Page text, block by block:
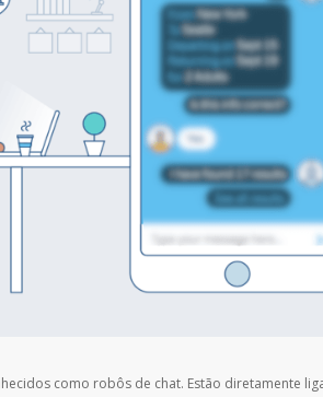
como robôs de chat. Estão diretamente